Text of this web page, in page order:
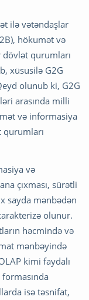
ilə vətəndaşlar
hökumət və
dövlət qurumları
xüsusilə G2G
olunub ki, G2G
arasında milli
və informasiya
və
çıxması, sürətli
sayda mənbədən
olunur.
həcmində və
mənbəyində
kimi faydalı
isə təsnifat,